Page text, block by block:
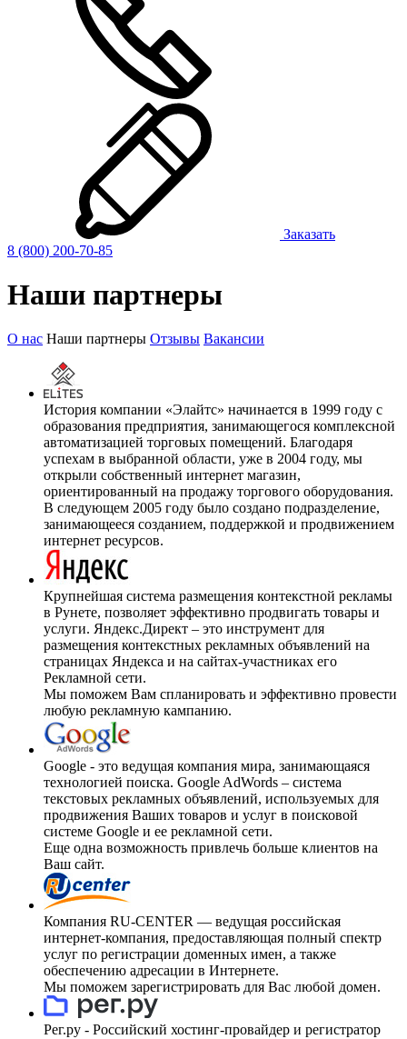
Заказать
8 (800) 200-70-85
Наши партнеры
О нас Наши партнеры Отзывы Вакансии
История компании «Элайтс» начинается в 1999 году с
образования предприятия, занимающегося комплексной
автоматизацией торговых помещений. Благодаря
успехам в выбранной области, уже в 2004 году, мы
открыли собственный интернет магазин,
ориентированный на продажу торгового оборудования.
В следующем 2005 году было создано подразделение,
занимающееся созданием, поддержкой и продвижением
интернет ресурсов.
Крупнейшая система размещения контекстной рекламы
в Рунете, позволяет эффективно продвигать товары и
услуги. Яндекс.Директ – это инструмент для
размещения контекстных рекламных объявлений на
страницах Яндекса и на сайтах-участниках его
Рекламной сети.
Мы поможем Вам спланировать и эффективно провести
любую рекламную кампанию.
Google - это ведущая компания мира, занимающаяся
технологией поиска. Google AdWords – система
текстовых рекламных объявлений, используемых для
продвижения Ваших товаров и услуг в поисковой
системе Google и ее рекламной сети.
Еще одна возможность привлечь больше клиентов на
Ваш сайт.
Компания RU-CENTER — ведущая российская
интернет-компания, предоставляющая полный спектр
услуг по регистрации доменных имен, а также
обеспечению адресации в Интернете.
Мы поможем зарегистрировать для Вас любой домен.
Рег.ру - Российский хостинг-провайдер и регистратор